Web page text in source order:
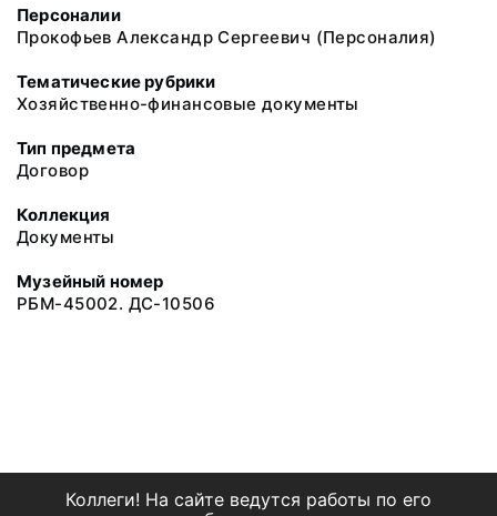
Персоналии
Прокофьев Александр Сергеевич (Персоналия)
Тематические рубрики
Хозяйственно-финансовые документы
Тип предмета
Договор
Коллекция
Документы
Музейный номер
РБМ-45002. ДС-10506
Коллеги! На сайте ведутся работы по его